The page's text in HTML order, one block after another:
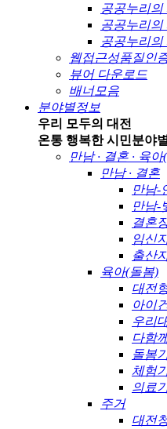
공공누리의
공공누리의
공공누리의
웹접근성품질인
뷰어 다운로드
배너모음
분야별정보
우리 모두의 대전
온통 행복한 시민분야
만남 · 결혼 · 육
만남 · 결혼
만남-
만남-
결혼
임신
출산
육아(돌봄)
대전
아이
우리
다함
돌봄
체험
의료
주거
대전